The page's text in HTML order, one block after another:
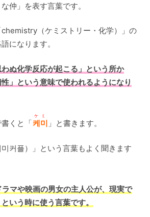
仲」を表す言葉です。
chemistry（ケミストリー・化学）」の
になります。
わぬ化学反応が起こる」という所か
」という意味で使われるようになり
書くと「케미
ケミ
」と書きます。
미커플）」という言葉もよく聞きます
ラマや映画の男女の主人公が、現実で
いう時に使う言葉です。